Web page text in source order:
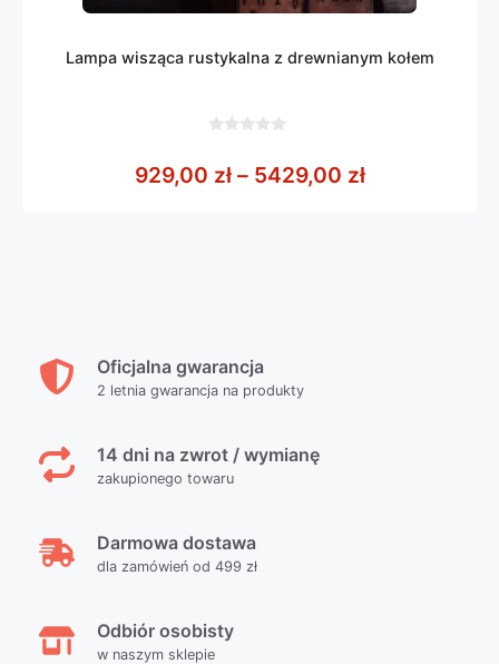
Lampa wisząca rustykalna z drewnianym kołem
5
929,00 zł – 5429,00 złZakres cen:
Oficjalna gwarancja
2 letnia gwarancja na produkty
14 dni na zwrot / wymianę
zakupionego towaru
Darmowa dostawa
dla zamówień od 499 zł
Odbiór osobisty
w naszym sklepie